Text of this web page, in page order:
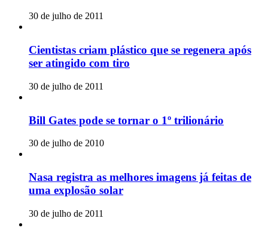
30 de julho de 2011
Cientistas criam plástico que se regenera após
ser atingido com tiro
30 de julho de 2011
Bill Gates pode se tornar o 1º trilionário
30 de julho de 2010
Nasa registra as melhores imagens já feitas de
uma explosão solar
30 de julho de 2011